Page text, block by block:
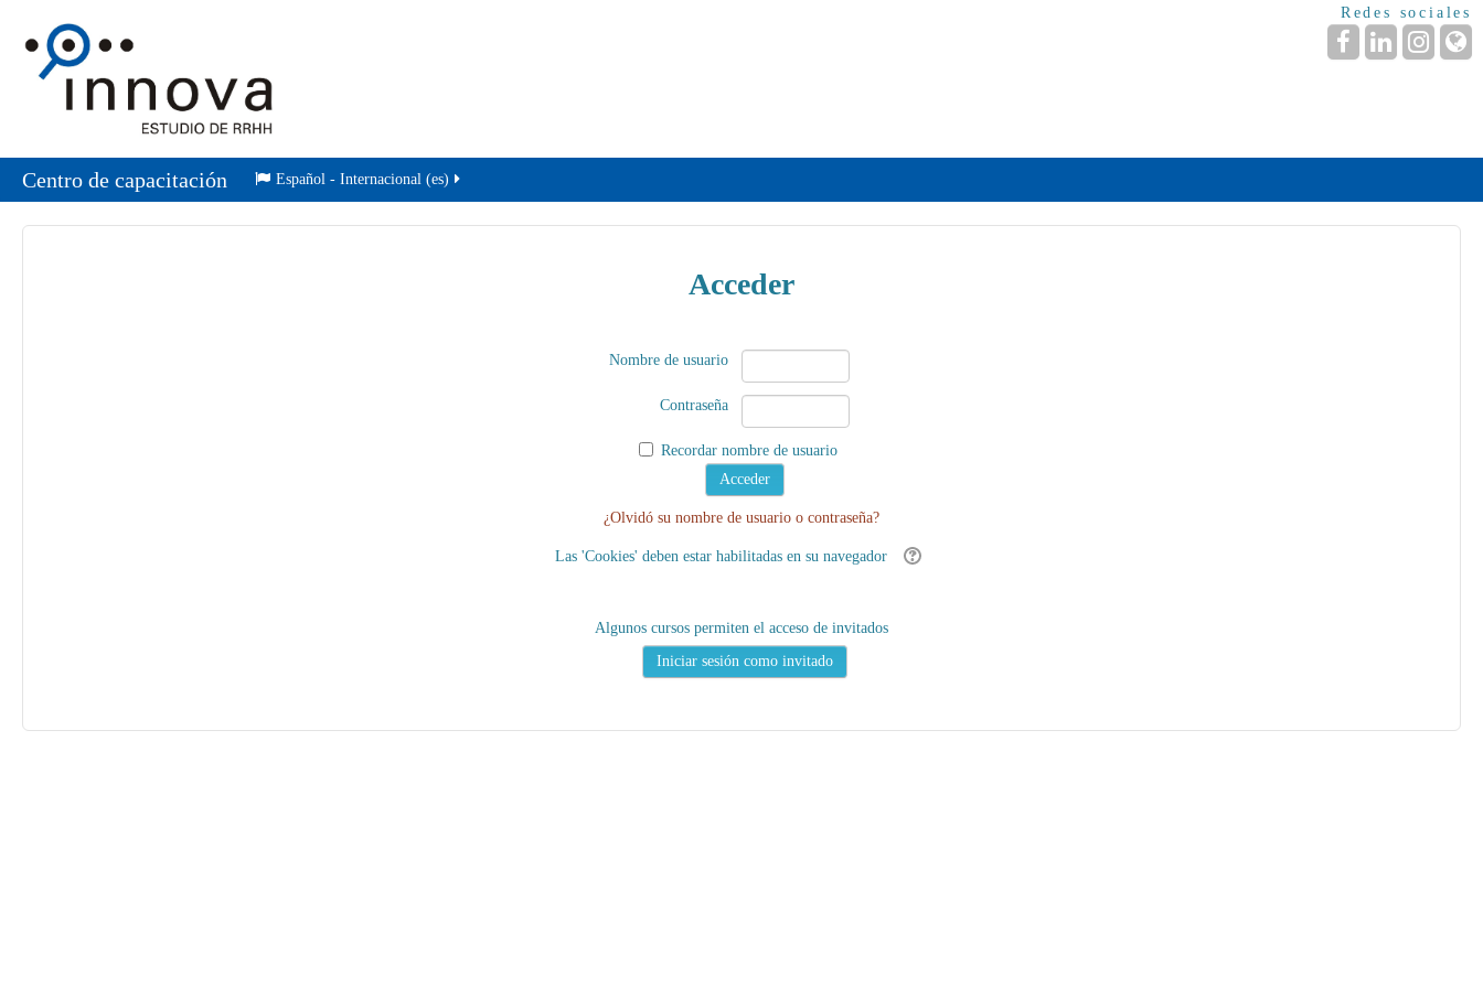
Redes sociales
Centro de capacitación Español - Internacional ‎(es)‎
Acceder
Nombre de usuario
Contraseña
Recordar nombre de usuario
¿Olvidó su nombre de usuario o contraseña?
Las 'Cookies' deben estar habilitadas en su navegador
Algunos cursos permiten el acceso de invitados